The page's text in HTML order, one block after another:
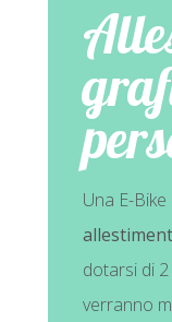
Una E-
dotarsi di
verranno